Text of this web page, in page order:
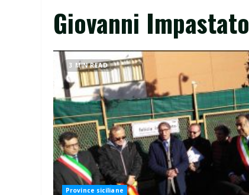
Giovanni Impastato
3 MIN READ
Province siciliane